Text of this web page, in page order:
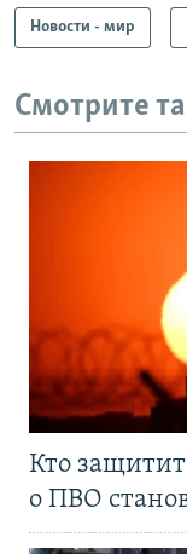
Новости - мир
Смотрите
Кто
о ПВО